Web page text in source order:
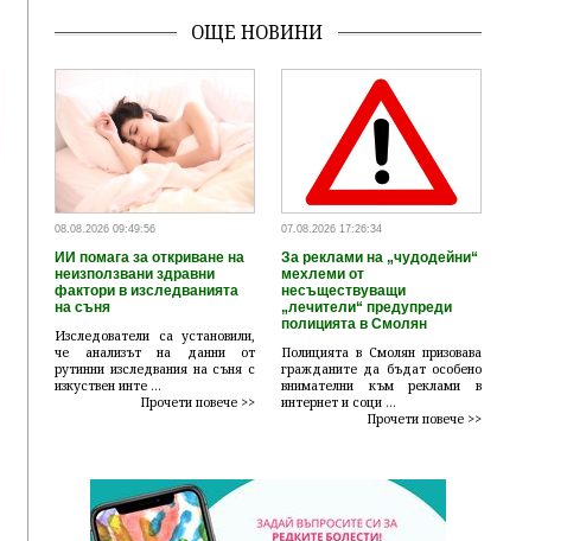
ОЩЕ НОВИНИ
08.08.2026 09:49:56
ИИ помага за откриване на
неизползвани здравни
фактори в изследванията
на съня
Изследователи са установили,
че анализът на данни от
рутинни изследвания на съня с
изкуствен инте ...
Прочети повече >>
07.08.2026 17:26:34
За реклами на „чудодейни“
мехлеми от
несъществуващи
„лечители“ предупреди
полицията в Смолян
Полицията в Смолян призовава
гражданите да бъдат особено
внимателни към реклами в
интернет и соци ...
Прочети повече >>